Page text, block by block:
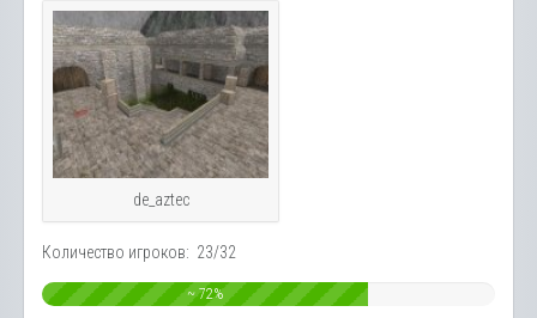
de_aztec
Количество игроков: 23/32
~ 72%